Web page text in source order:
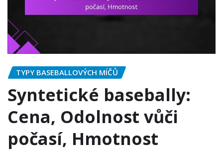
TYPY BASEBALLOVÝCH MÍČŮ
Syntetické basebally:
Cena, Odolnost vůči
počasí, Hmotnost